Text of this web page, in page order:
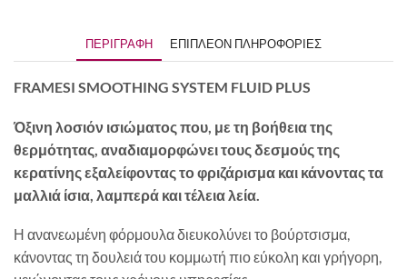
ΠΕΡΙΓΡΑΦΉ ΕΠΙΠΛΈΟΝ ΠΛΗΡΟΦΟΡΊΕΣ
FRAMESI SMOOTHING SYSTEM FLUID PLUS
Όξινη λοσιόν ισιώματος που, με τη βοήθεια της
θερμότητας, αναδιαμορφώνει τους δεσμούς της
κερατίνης εξαλείφοντας το φριζάρισμα και κάνοντας τα
μαλλιά ίσια, λαμπερά και τέλεια λεία.
Η ανανεωμένη φόρμουλα διευκολύνει το βούρτσισμα,
κάνοντας τη δουλειά του κομμωτή πιο εύκολη και γρήγορη,